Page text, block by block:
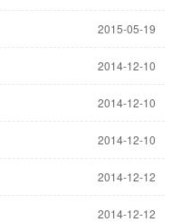
2015-05-19
2014-12-10
2014-12-10
2014-12-10
2014-12-12
2014-12-12